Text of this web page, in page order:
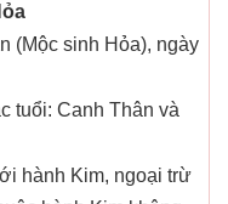
(Mộc sinh Hỏa), ngày
tuổi: Canh Thân và
hành Kim, ngoại trừ